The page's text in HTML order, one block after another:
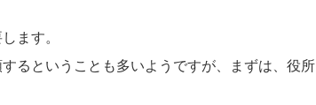
ます。
るということも多いようですが、まずは、役所